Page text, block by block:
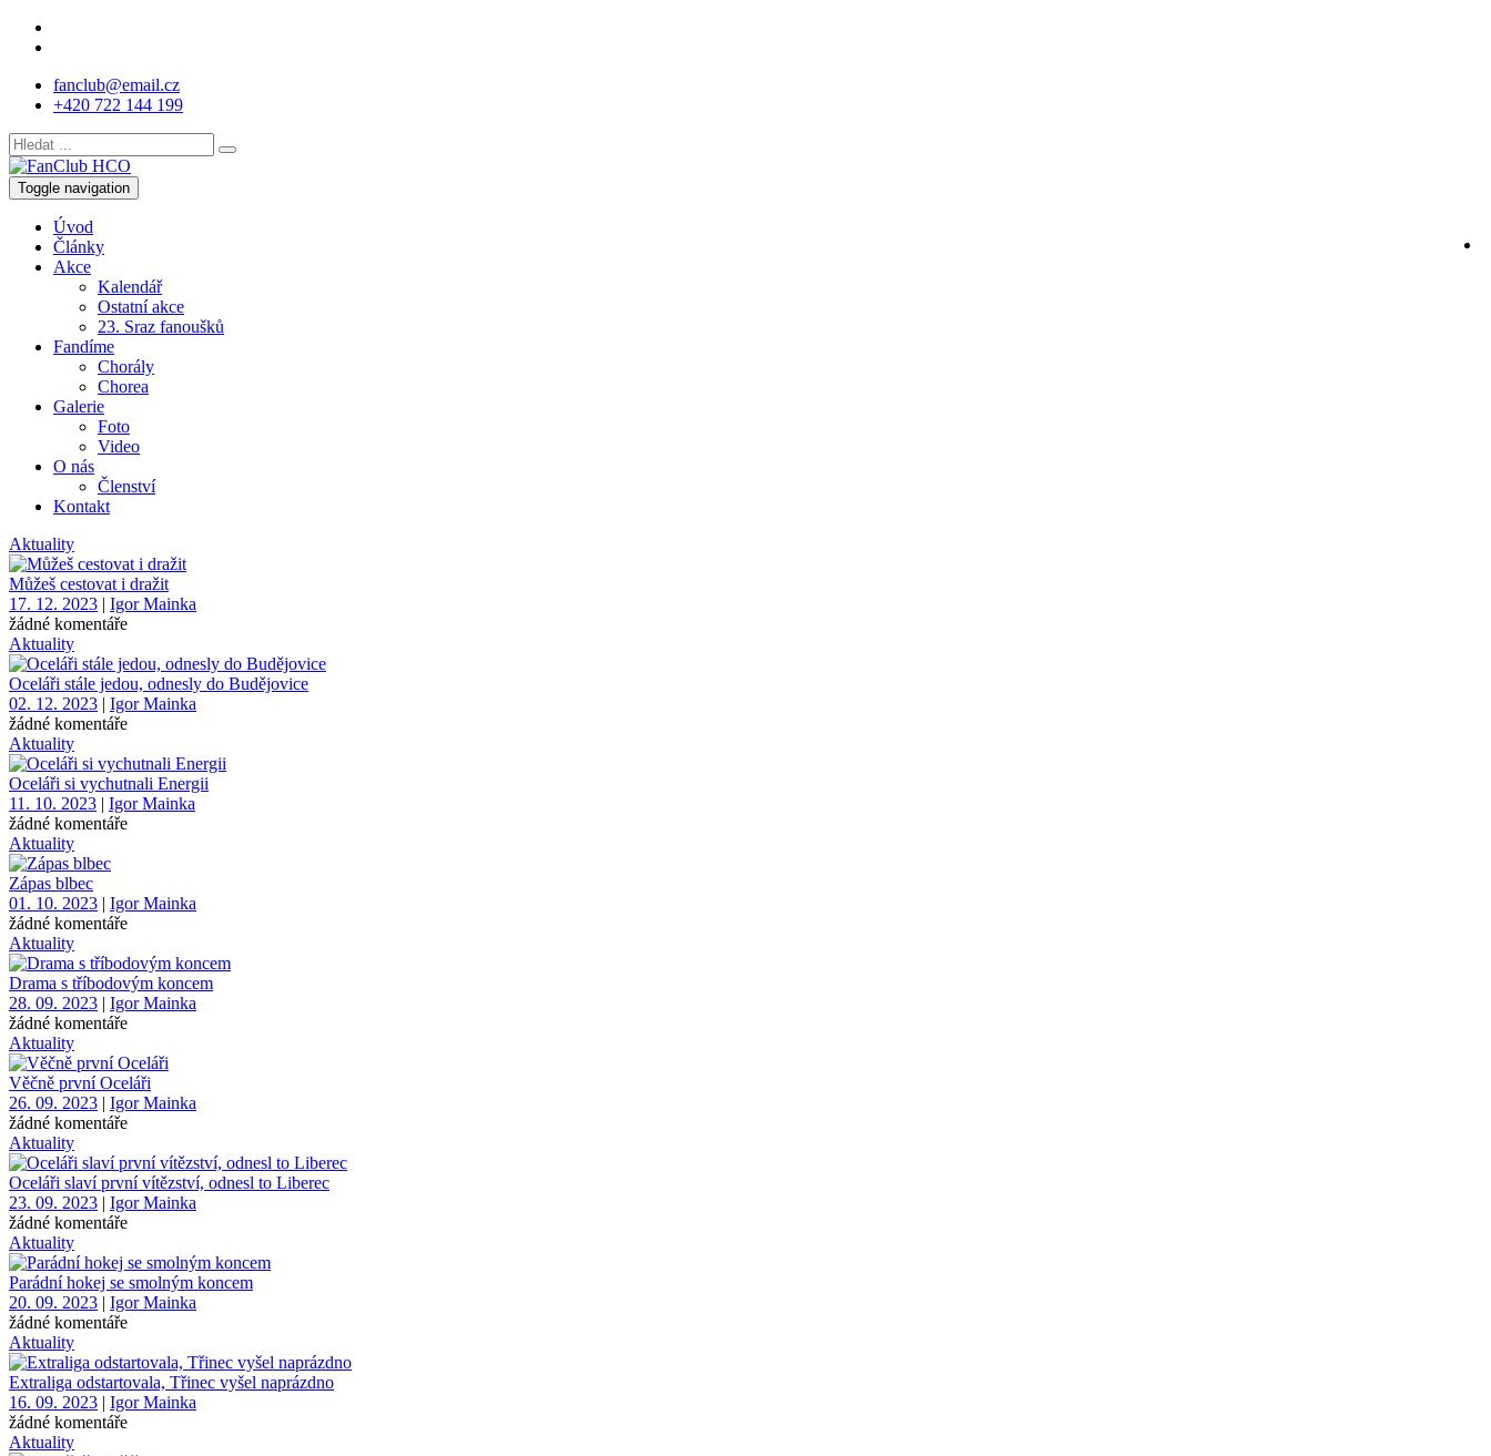
fanclub@email.cz
+420 722 144 199
Toggle navigation
Úvod
Články
Akce
Kalendář
Ostatní akce
23. Sraz fanoušků
Fandíme
Chorály
Chorea
Galerie
Foto
Video
O nás
Členství
Kontakt
Aktuality
Můžeš cestovat i dražit
17. 12. 2023 | Igor Mainka
žádné komentáře
Aktuality
Oceláři stále jedou, odnesly do Budějovice
02. 12. 2023 | Igor Mainka
žádné komentáře
Aktuality
Oceláři si vychutnali Energii
11. 10. 2023 | Igor Mainka
žádné komentáře
Aktuality
Zápas blbec
01. 10. 2023 | Igor Mainka
žádné komentáře
Aktuality
Drama s tříbodovým koncem
28. 09. 2023 | Igor Mainka
žádné komentáře
Aktuality
Věčně první Oceláři
26. 09. 2023 | Igor Mainka
žádné komentáře
Aktuality
Oceláři slaví první vítězství, odnesl to Liberec
23. 09. 2023 | Igor Mainka
žádné komentáře
Aktuality
Parádní hokej se smolným koncem
20. 09. 2023 | Igor Mainka
žádné komentáře
Aktuality
Extraliga odstartovala, Třinec vyšel naprázdno
16. 09. 2023 | Igor Mainka
žádné komentáře
Aktuality